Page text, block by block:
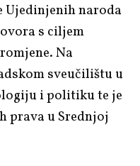
Ujedinjenih naroda
s ciljem
Na
sveučilištu u
i politiku te je
prava u Srednjoj